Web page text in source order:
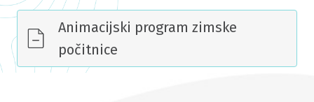
Animacijski program zimske
počitnice